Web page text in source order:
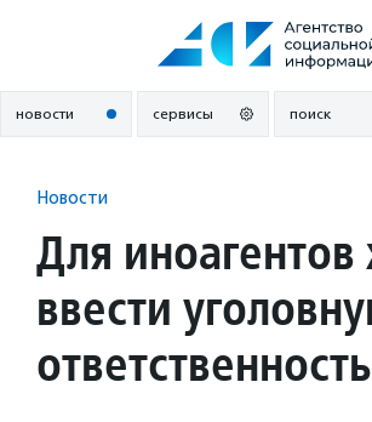
новости сервисы поиск
Новости
Для иноагентов
ввести
ответственность